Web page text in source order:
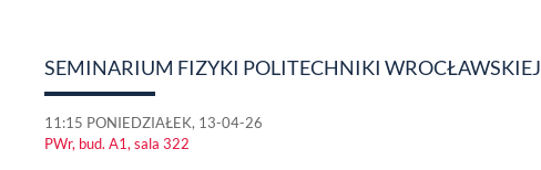
SEMINARIUM FIZYKI POLITECHNIKI WROCŁAWSKIEJ
11:15 PONIEDZIAŁEK, 13-04-26
PWr, bud. A1, sala 322